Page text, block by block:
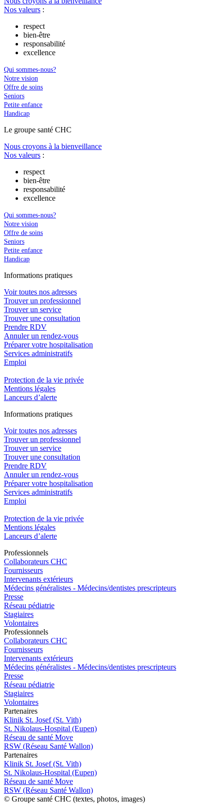
Nos valeurs :
respect
bien-être
responsabilité
excellence
Qui sommes-nous?
Notre vision
Offre de soins
Seniors
Petite enfance
Handicap
Le groupe santé CHC
Nous croyons à la bienveillance
Nos valeurs :
respect
bien-être
responsabilité
excellence
Qui sommes-nous?
Notre vision
Offre de soins
Seniors
Petite enfance
Handicap
Informations pratiques
Voir toutes nos adresses
Trouver un professionnel
Trouver un service
Trouver une consultation
Prendre RDV
Annuler un rendez-vous
Préparer votre hospitalisation
Services administratifs
Emploi​
Protection de la vie privée
Mentions légales
Lanceurs d’alerte
Informations pratiques
Voir toutes nos adresses
Trouver un professionnel
Trouver un service
Trouver une consultation
Prendre RDV
Annuler un rendez-vous
Préparer votre hospitalisation
Services administratifs
Emploi​
Protection de la vie privée
Mentions légales
Lanceurs d’alerte
Professionnels
Collaborateurs CHC
Fournisseurs
Intervenants extérieurs
Médecins généralistes - Médecins/dentistes prescripteurs
Presse
Réseau pédiatrie
Stagiaires
Volontaires
Professionnels
Collaborateurs CHC
Fournisseurs
Intervenants extérieurs
Médecins généralistes - Médecins/dentistes prescripteurs
Presse
Réseau pédiatrie
Stagiaires
Volontaires
Partenaires
Klinik St. Josef (St. Vith)
St. Nikolaus-Hospital (Eupen)
Réseau de santé Move
RSW (Réseau Santé Wallon)
Partenaires
Klinik St. Josef (St. Vith)
St. Nikolaus-Hospital (Eupen)
Réseau de santé Move
RSW (Réseau Santé Wallon)
© Groupe santé CHC (textes, photos, images)